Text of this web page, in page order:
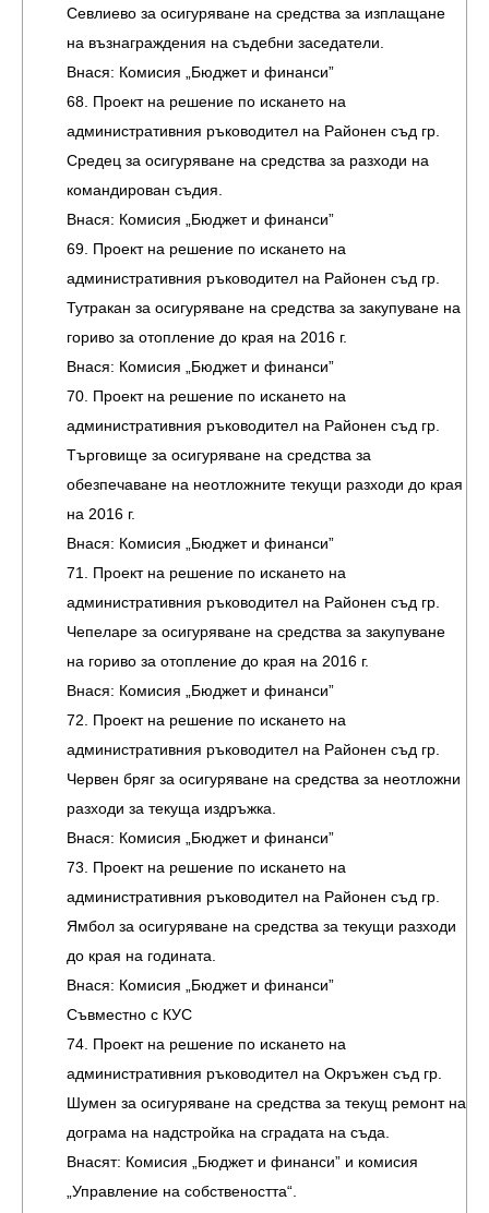
Севлиево за осигуряване на средства за изплащане
на възнаграждения на съдебни заседатели.
Внася: Комисия „Бюджет и финанси”
68. Проект на решение по искането на
административния ръководител на Районен съд гр.
Средец за осигуряване на средства за разходи на
командирован съдия.
Внася: Комисия „Бюджет и финанси”
69. Проект на решение по искането на
административния ръководител на Районен съд гр.
Тутракан за осигуряване на средства за закупуване на
гориво за отопление до края на 2016 г.
Внася: Комисия „Бюджет и финанси”
70. Проект на решение по искането на
административния ръководител на Районен съд гр.
Търговище за осигуряване на средства за
обезпечаване на неотложните текущи разходи до края
на 2016 г.
Внася: Комисия „Бюджет и финанси”
71. Проект на решение по искането на
административния ръководител на Районен съд гр.
Чепеларе за осигуряване на средства за закупуване
на гориво за отопление до края на 2016 г.
Внася: Комисия „Бюджет и финанси”
72. Проект на решение по искането на
административния ръководител на Районен съд гр.
Червен бряг за осигуряване на средства за неотложни
разходи за текуща издръжка.
Внася: Комисия „Бюджет и финанси”
73. Проект на решение по искането на
административния ръководител на Районен съд гр.
Ямбол за осигуряване на средства за текущи разходи
до края на годината.
Внася: Комисия „Бюджет и финанси”
Съвместно с КУС
74. Проект на решение по искането на
административния ръководител на Окръжен съд гр.
Шумен за осигуряване на средства за текущ ремонт на
дограма на надстройка на сградата на съда.
Внасят: Комисия „Бюджет и финанси” и комисия
„Управление на собствеността“.